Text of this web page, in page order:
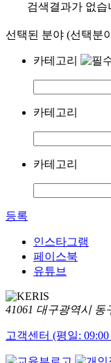
검색결과가 없습
선택된 분야 (선택분
카테고리
카테고리
카테고리
등록
인스타그램
페이스북
유튜브
41061 대구광역시 동
고객센터 (평일: 09:00